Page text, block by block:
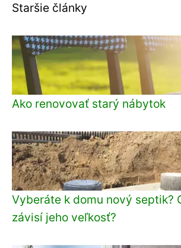
Staršie články
Ako renovovať starý nábytok
Vyberáte k domu nový septik?
závisí jeho veľkosť?